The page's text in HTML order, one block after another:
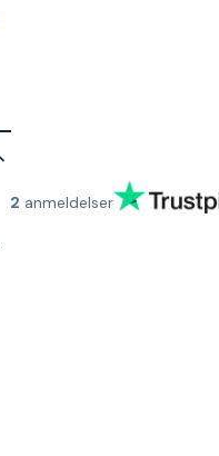
2 anmeldelser